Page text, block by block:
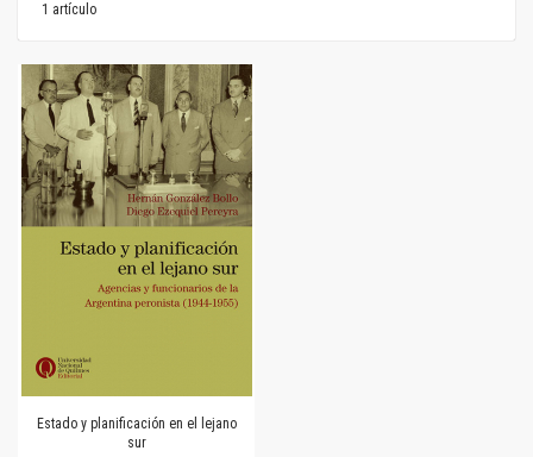
1 artículo
Estado y planificación en el lejano
sur